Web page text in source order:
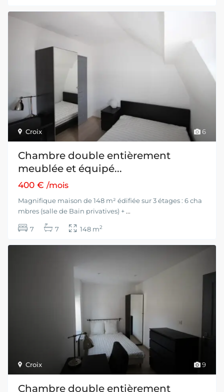
6
Croix
Chambre double entièrement
meublée et équipé...
400 €/mois
Magnifique maison de 148 m² édifiée sur 3 étages : 6 cha
mbres (salle de Bain privatives) + ...
7 7 148 m2
9
Croix
Chambre double entièrement